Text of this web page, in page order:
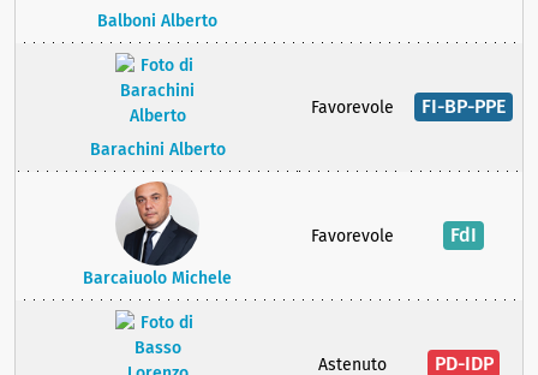
Balboni Alberto
Barachini Alberto
Favorevole FI-BP-PPE
Barcaiuolo Michele
Favorevole FdI
Astenuto PD-IDP